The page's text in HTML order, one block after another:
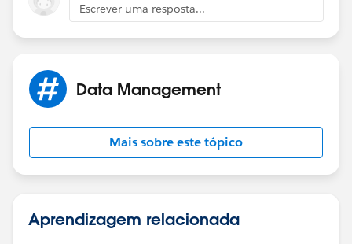
Escrever uma resposta...
Data Management
Mais sobre este tópico
Aprendizagem relacionada